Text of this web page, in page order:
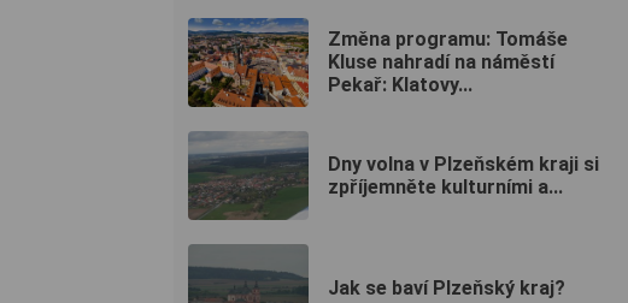
Změna programu: Tomáše
Kluse nahradí na náměstí
Pekař: Klatovy...
Dny volna v Plzeňském kraji si
zpříjemněte kulturními a...
Jak se baví Plzeňský kraj?